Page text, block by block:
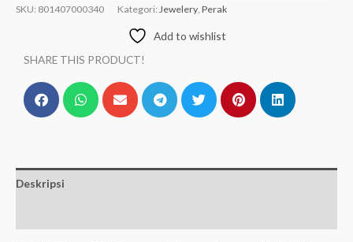
SKU: 801407000340 Kategori: Jewelery Perak
Add to wishlist
SHARE THIS PRODUCT!
Deskripsi